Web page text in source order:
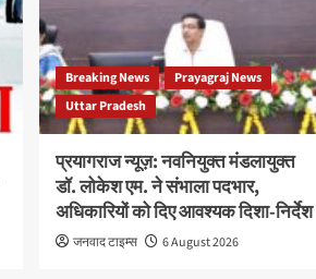
Breaking News
Prayagraj News
Uttar Pradesh
प्रयागराज न्यूज़: नवनियुक्त मंडलायुक्त
डॉ. लोकेश एम. ने संभाला पदभार,
अधिकारियों को दिए आवश्यक दिशा-निर्देश
जनवाद टाइम्स 6 August 2026